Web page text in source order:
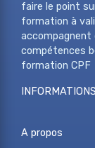
faire le point
formation à
accompagnent
compétences
formation CPF
A propos